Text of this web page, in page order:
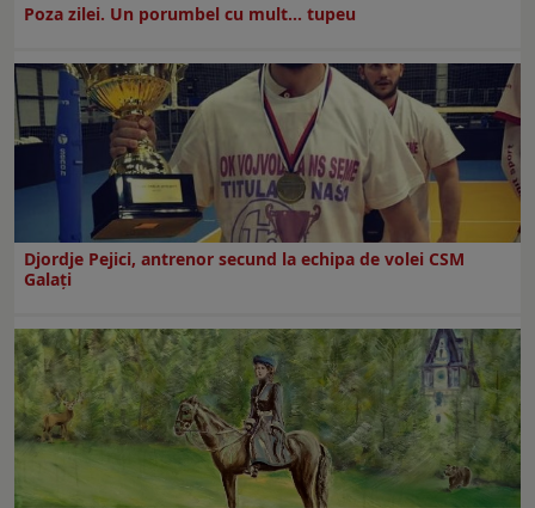
Poza zilei. Un porumbel cu mult… tupeu
Djordje Pejici, antrenor secund la echipa de volei CSM
Galați